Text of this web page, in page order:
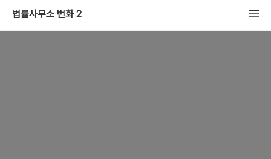
법률사무소 번화 2